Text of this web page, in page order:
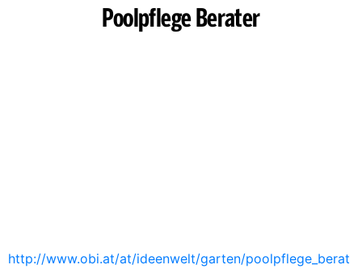
Poolpflege Berater
http://www.obi.at/at/ideenwelt/garten/poolpflege_berat